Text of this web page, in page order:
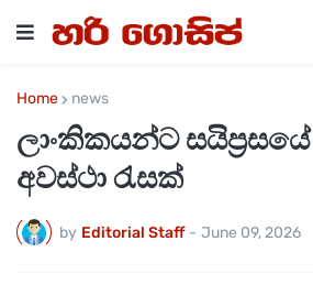
Home news
ලාංකිකයන්ට සයිප්‍රසයේ
අවස්ථා රැසක්
by Editorial Staff - June 09, 2026